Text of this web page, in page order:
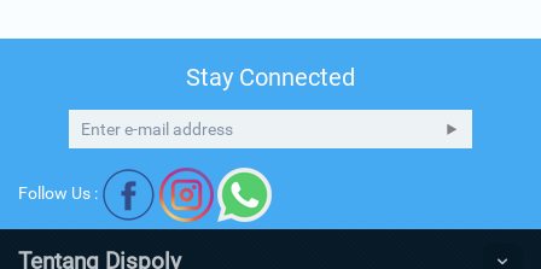
Stay Connected
Follow Us :
Tentang Dispoly